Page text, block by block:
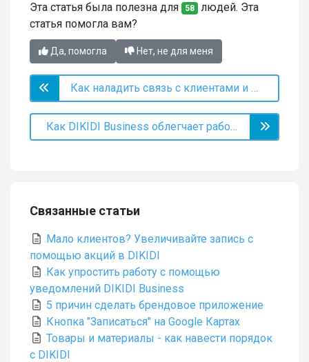
Эта статья была полезна для 58 людей. Эта
статья помогла вам?
Да, помогла Нет, не для меня
Как наладить связь с клиентами и не тратить на это много времени?
Как DIKIDI Business облегчает работу и экономит деньги
Связанные статьи
Мало клиентов? Увеличивайте запись с
помощью акций в DIKIDI
Как упростить работу с помощью
уведомлений DIKIDI Business
5 причин сделать брендовое приложение
Кнопка "Записаться" на Google Картах
Товары и материалы - как навести порядок
с DIKIDI